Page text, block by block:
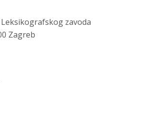
zavoda
Zagreb